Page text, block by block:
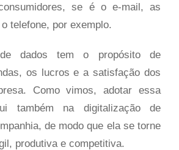
se é o e-mail, as
telefone, por exemplo.
dados tem o propósito de
os lucros e a satisfação dos
Como vimos, adotar essa
também na digitalização de
de modo que ela se torne
produtiva e competitiva.